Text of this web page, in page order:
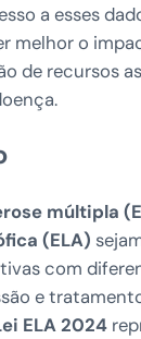
a esses
melhor o
de recursos
múltipla
(ELA)
com
e
ELA 2024